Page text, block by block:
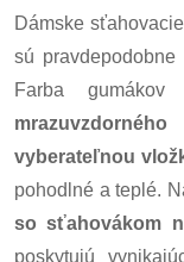
Dámske
sú
Farba
vyberateľnou
pohodlné a teplé.
so sťahovákom
poskytujú